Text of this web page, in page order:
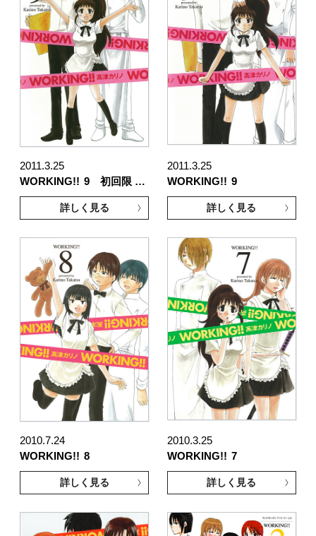
2011.3.25
WORKING!! 9 初回限 …
詳しく見る
2011.3.25
WORKING!! 9
詳しく見る
2010.7.24
WORKING!! 8
詳しく見る
2010.3.25
WORKING!! 7
詳しく見る